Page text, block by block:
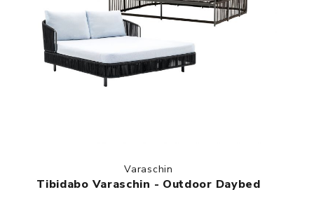
Varaschin
Tibidabo Varaschin - Outdoor Daybed